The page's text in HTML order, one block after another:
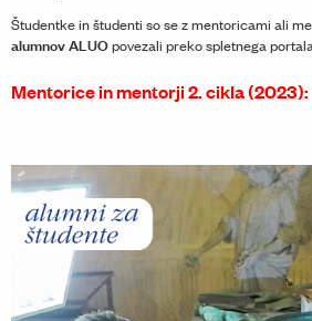
Študentke in študenti so se z mentoricami ali
alumnov ALUOpovezali preko spletnega portala
Mentorice in mentorji 2. cikla (2023):